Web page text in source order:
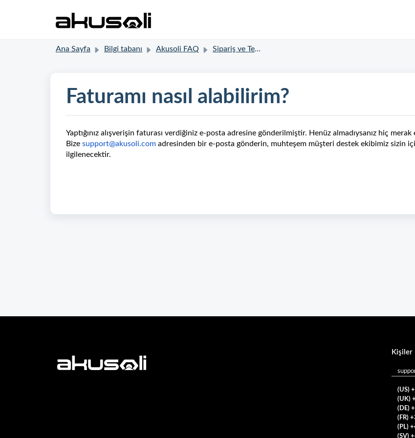
Ana Sayfa Bilgi tabanı Akusoli FAQ Sipariş ve Teslimat Durumu
Faturamı nasıl alabilirim?
Yaptığınız alışverişin faturası verdiğiniz e-posta adresine gönderilmiştir. Henüz almadıysanız hiç merak
Bize support@akusoli.com adresinden bir e-posta gönderin, muhteşem müşteri destek ekibimiz sizin
ilgilenecektir.
Kişiler
(US)
(UK)
(DE)
(FR)
(PL)
(SV)